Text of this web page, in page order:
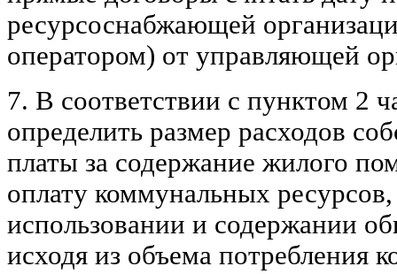
ресурсоснабжающей
оператором) от управляющей
7. В соответствии с пунктом 2
определить размер расходов
платы за содержание жилого
оплату коммунальных
использовании и содержании
исходя из объема потребления